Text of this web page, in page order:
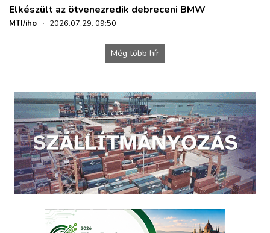
Elkészült az ötvenezredik debreceni BMW
MTI/iho · 2026.07.29. 09:50
Még több hír